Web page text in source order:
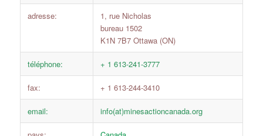
adresse:
1, rue Nicholas
bureau 1502
K1N 7B7 Ottawa (ON)
téléphone: + 1 613-241-3777
fax: + 1 613-244-3410
email: info(at)minesactioncanada.org